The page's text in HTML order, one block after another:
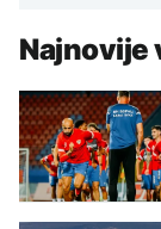
Najnovije